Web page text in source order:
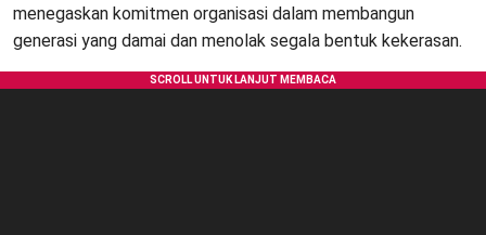
menegaskan komitmen organisasi dalam membangun
generasi yang damai dan menolak segala bentuk kekerasan.